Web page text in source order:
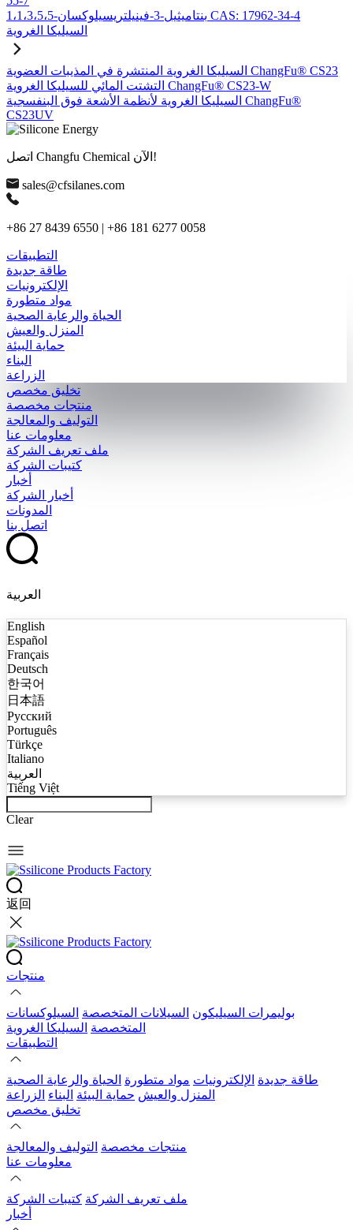
1،1،3،5،5-بنتاميثيل-3-فينيلتريسيلوكسان CAS: 17962-34-4
السيليكا الغروية
السيليكا الغروية المنتشرة في المذيبات العضوية ChangFu® CS23
التشتت المائي للسيليكا الغروية ChangFu® CS23-W
السيليكا الغروية لأنظمة الأشعة فوق البنفسجية ChangFu®
CS23UV
اتصل Changfu Chemical الآن!
sales@cfsilanes.com
+86 27 8439 6550 | +86 181 6277 0058
التطبيقات
طاقة جديدة
الإلكترونيات
مواد متطورة
الحياة والرعاية الصحية
المنزل والعيش
حماية البيئة
البناء
الزراعة
تخليق مخصص
منتجات مخصصة
التوليف والمعالجة
معلومات عنا
ملف تعريف الشركة
كتيبات الشركة
أخبار
أخبار الشركة
المدونات
اتصل بنا
العربية
English
Español
Français
Deutsch
한국어
日本語
Русский
Português
Türkçe
Italiano
العربية
Tiếng Việt
Clear
返回
منتجات
بوليمرات السيليكون السيلانات المتخصصة السيلوكسانات
المتخصصة السيليكا الغروية
التطبيقات
طاقة جديدة الإلكترونيات مواد متطورة الحياة والرعاية الصحية
المنزل والعيش حماية البيئة البناء الزراعة
تخليق مخصص
منتجات مخصصة التوليف والمعالجة
معلومات عنا
ملف تعريف الشركة كتيبات الشركة
أخبار